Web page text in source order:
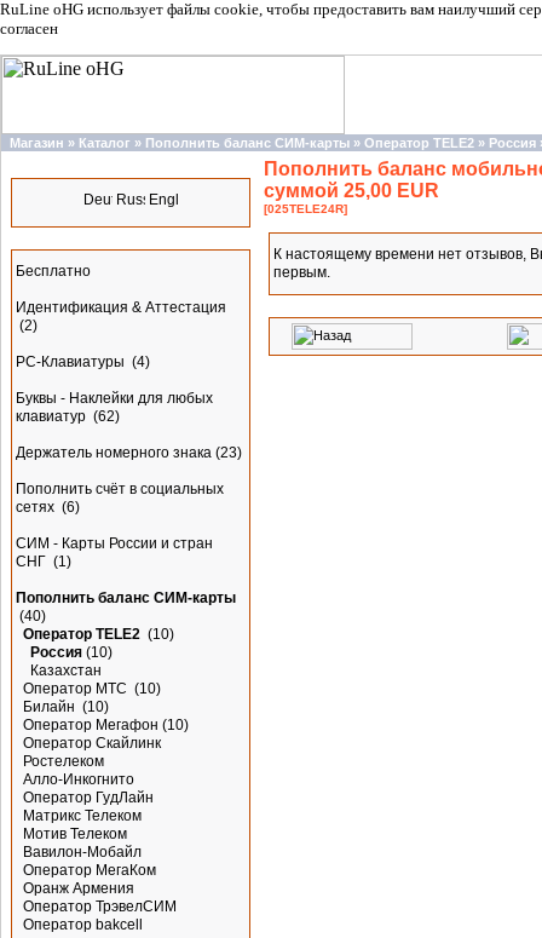
RuLine oHG использует файлы cookie, чтобы предоставить вам наилучший
согласен
Магазин » Каталог » Пополнить баланс СИМ-карты » Оператор TELE2 » Россия
Бесплатно
Идентификация & Аттестация
(2)
PC-Клавиатуры (4)
Буквы - Наклейки для любых
клавиатур (62)
Держатель номерного знака (23)
Пополнить счёт в социальных
сетях (6)
СИМ - Карты России и стран
СНГ (1)
Пополнить баланс СИМ-карты
(40)
Оператор TELE2 (10)
Россия (10)
Казахстан
Оператор МТС (10)
Билайн (10)
Оператор Мегафон (10)
Оператор Скайлинк
Ростелеком
Алло-Инкогнито
Оператор ГудЛайн
Матрикс Телеком
Мотив Телеком
Вавилон-Мобайл
Оператор МегаКом
Оранж Армения
Оператор ТрэвелСИМ
Оператор bakcell
Пополнить баланс
суммой 25,00 EUR
[025TELE24R]
К настоящему времени нет отзывов,
первым.